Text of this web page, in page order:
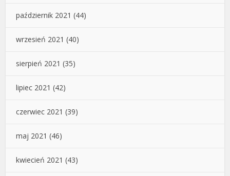
październik 2021 (44)
wrzesień 2021 (40)
sierpień 2021 (35)
lipiec 2021 (42)
czerwiec 2021 (39)
maj 2021 (46)
kwiecień 2021 (43)